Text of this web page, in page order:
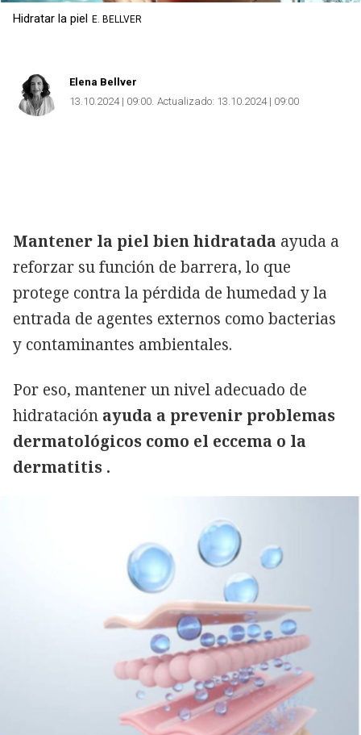
Hidratar la piel E. BELLVER
Elena Bellver
13.10.2024 | 09:00 Actualizado: 13.10.2024 | 09:00
Mantener la piel bien hidratada ayuda a
reforzar su función de barrera, lo que
protege contra la pérdida de humedad y la
entrada de agentes externos como bacterias
y contaminantes ambientales.
Por eso, mantener un nivel adecuado de
hidratación ayuda a prevenir problemas
dermatológicos como el eccema o la
dermatitis .